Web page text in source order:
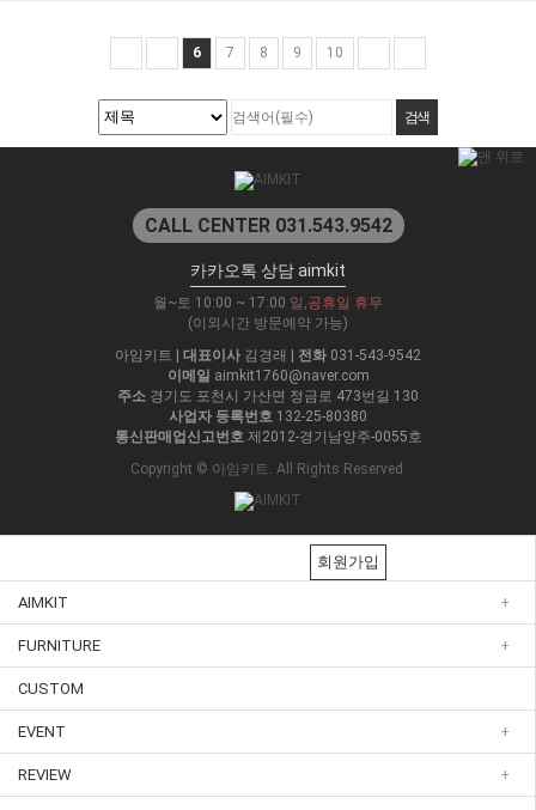
6 7 8 9 10
CALL CENTER 031.543.9542
카카오톡 상담 aimkit
월~토 10:00 ~ 17:00 일,공휴일 휴무
(이외시간 방문예약 가능)
아임키트
대표이사 김경래 전화 031-543-9542
이메일 aimkit1760@naver.com
주소 경기도 포천시 가산면 정금로 473번길 130
사업자 등록번호 132-25-80380
통신판매업신고번호제2012-경기남양주-0055호
Copyright © 아임키트. All Rights Reserved.
회원가입
AIMKIT +
FURNITURE +
CUSTOM
EVENT +
REVIEW +